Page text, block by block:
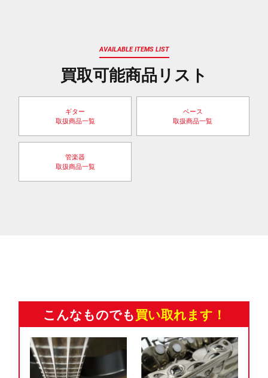
AVAILABLE ITEMS LIST
買取可能商品リスト
ギター
取扱商品一覧
ベース
取扱商品一覧
管楽器
取扱商品一覧
こんなものでも 買い取れます！